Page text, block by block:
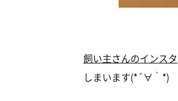
飼い主さんのインスタ
しまいます(*´∀｀*)